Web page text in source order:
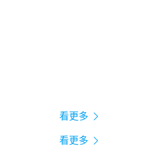
看更多
看更多